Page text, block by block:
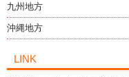
九州地方
沖縄地方
LINK